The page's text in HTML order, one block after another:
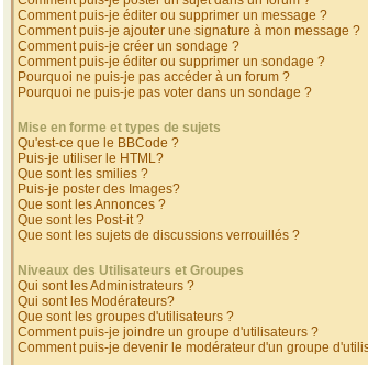
Comment puis-je éditer ou supprimer un message ?
Comment puis-je ajouter une signature à mon message ?
Comment puis-je créer un sondage ?
Comment puis-je éditer ou supprimer un sondage ?
Pourquoi ne puis-je pas accéder à un forum ?
Pourquoi ne puis-je pas voter dans un sondage ?
Mise en forme et types de sujets
Qu'est-ce que le BBCode ?
Puis-je utiliser le HTML?
Que sont les smilies ?
Puis-je poster des Images?
Que sont les Annonces ?
Que sont les Post-it ?
Que sont les sujets de discussions verrouillés ?
Niveaux des Utilisateurs et Groupes
Qui sont les Administrateurs ?
Qui sont les Modérateurs?
Que sont les groupes d'utilisateurs ?
Comment puis-je joindre un groupe d'utilisateurs ?
Comment puis-je devenir le modérateur d'un groupe